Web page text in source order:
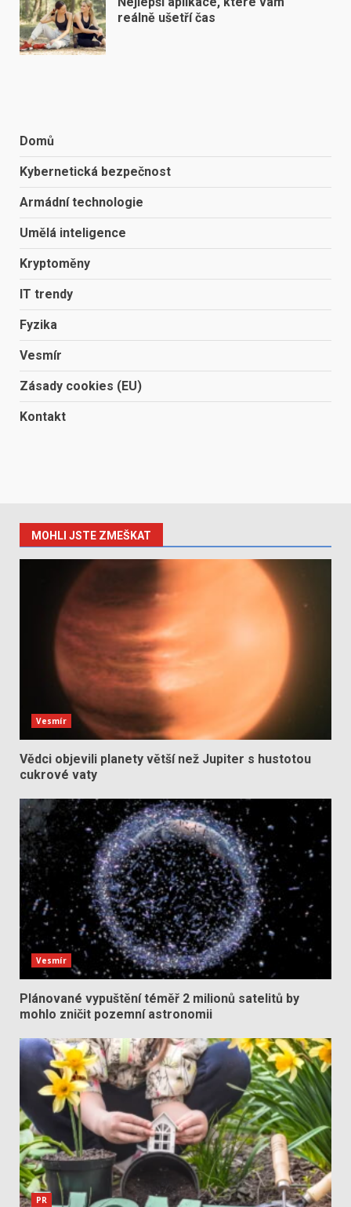
reálně ušetří čas
Domů
Kybernetická bezpečnost
Armádní technologie
Umělá inteligence
Kryptoměny
IT trendy
Fyzika
Vesmír
Zásady cookies (EU)
Kontakt
MOHLI JSTE ZMEŠKAT
Vesmír
Vědci objevili planety větší než Jupiter s hustotou
cukrové vaty
Vesmír
Plánované vypuštění téměř 2 milionů satelitů by
mohlo zničit pozemní astronomii
PR